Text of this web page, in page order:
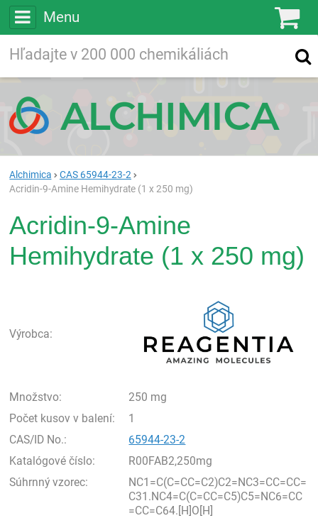
Menu
Vyhľadávanie
Alchimica
CAS 65944-23-2
Acridin-9-Amine Hemihydrate (1 x 250 mg)
Acridin-9-Amine
Hemihydrate (1 x 250 mg)
Výrobca:
Množstvo:
250 mg
Počet kusov v balení:
1
CAS/ID No.:
65944-23-2
Katalógové číslo:
R00FAB2,250mg
Súhrnný vzorec:
NC1=C(C=CC=C2)C2=NC3=CC=CC=
C31.NC4=C(C=CC=C5)C5=NC6=CC
=CC=C64.[H]O[H]